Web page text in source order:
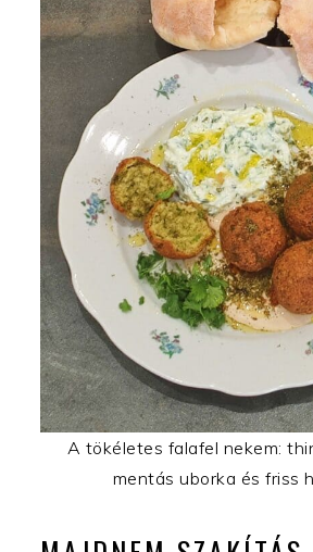
A tökéletes falafel nekem:
mentás uborka és friss